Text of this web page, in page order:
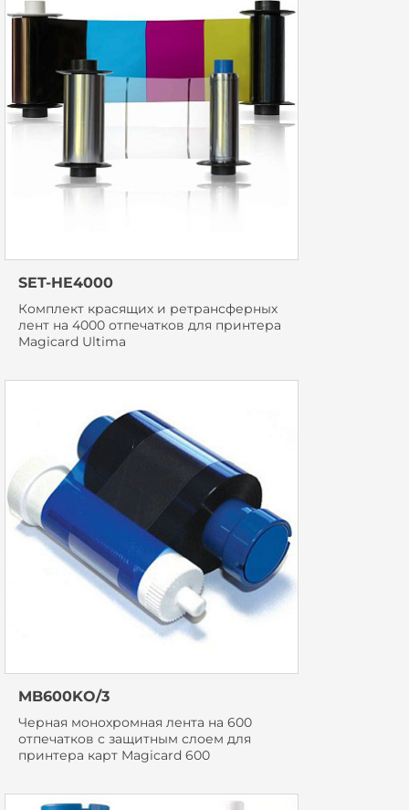
SET-HE4000
Комплект красящих и ретрансферных
лент на 4000 отпечатков для принтера
Magicard Ultima
MB600KO/3
Черная монохромная лента на 600
отпечатков с защитным слоем для
принтера карт Magicard 600